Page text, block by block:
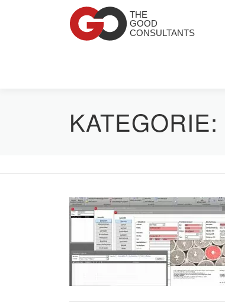
Zum Inhalt springen
KATEGORIE: